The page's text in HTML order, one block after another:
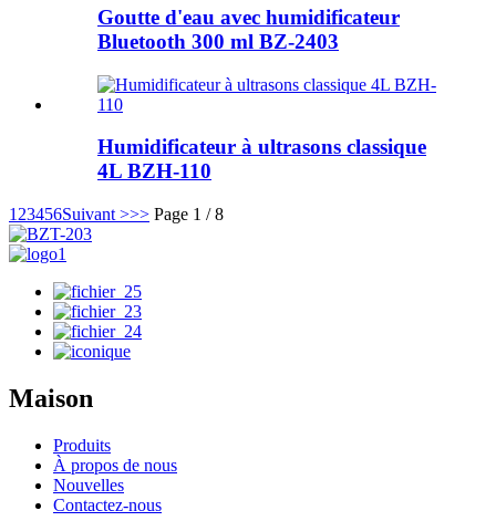
Goutte d'eau avec humidificateur
Bluetooth 300 ml BZ-2403
Humidificateur à ultrasons classique
4L BZH-110
1 23456Suivant >>> Page 1 / 8
Maison
Produits
À propos de nous
Nouvelles
Contactez-nous